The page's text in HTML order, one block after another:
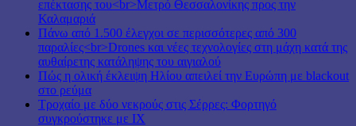
επέκτασης του<br>Μετρό Θεσσαλονίκης προς την
Καλαμαριά
Πάνω από 1.500 έλεγχοι σε περισσότερες από 300
παραλίες<br>Drones και νέες τεχνολογίες στη μάχη κατά της
αυθαίρετης κατάληψης του αιγιαλού
Πώς η ολική έκλειψη Ηλίου απειλεί την Ευρώπη με blackout
στο ρεύμα
Τροχαίο με δύο νεκρούς στις Σέρρες: Φορτηγό
συγκρούστηκε με ΙΧ